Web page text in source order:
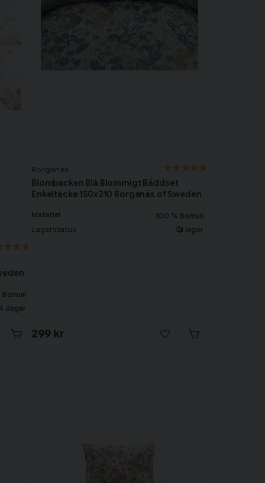
Bomull
dagar
Borganäs
Blombacken Blå Blommigt Bäddset
Enkeltäcke 150x210 Borganäs of Sweden
Material 100 % Bomull
Lagerstatus I lager
299 kr